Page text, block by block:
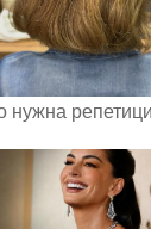
нужна